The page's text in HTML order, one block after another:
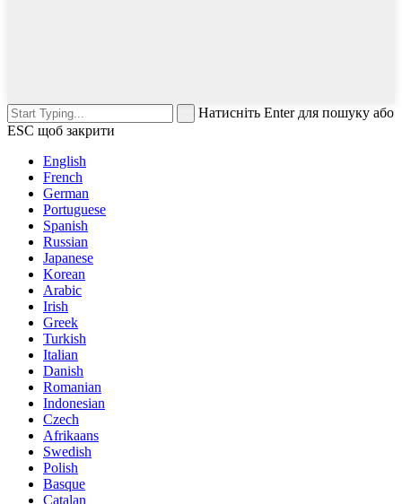
Натисніть Enter для пошуку або
ESC щоб закрити
English
French
German
Portuguese
Spanish
Russian
Japanese
Korean
Arabic
Irish
Greek
Turkish
Italian
Danish
Romanian
Indonesian
Czech
Afrikaans
Swedish
Polish
Basque
Catalan